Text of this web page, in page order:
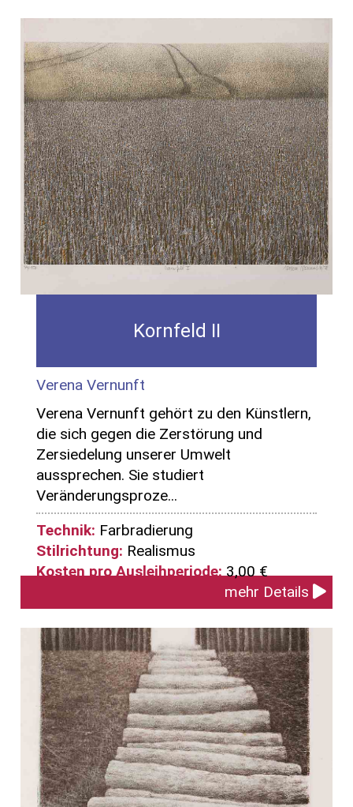
Kornfeld II
Verena Vernunft
Verena Vernunft gehört zu den Künstlern,
die sich gegen die Zerstörung und
Zersiedelung unserer Umwelt
aussprechen. Sie studiert
Veränderungsproze...
Technik: Farbradierung
Stilrichtung: Realismus
Kosten pro Ausleihperiode:3,00 €
mehr Details